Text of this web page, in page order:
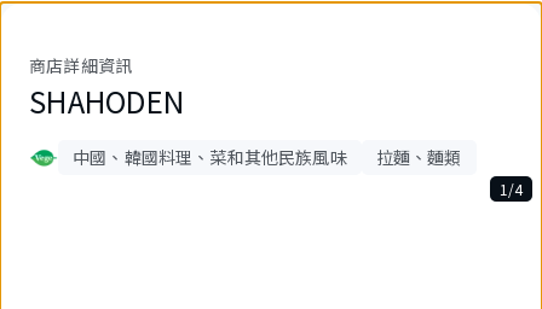
商店詳細資訊
SHAHODEN
中國、韓國料理、菜和其他民族風味 拉麵、麵類
1/4